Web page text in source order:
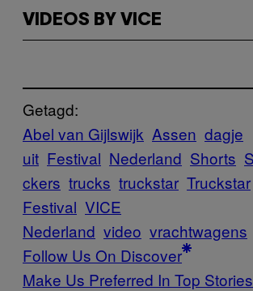
VIDEOS BY VICE
Getagd:
Abel van Gijlswijk Assen dagje
uit Festival Nederland Shorts
ckers trucks truckstar Truckstar
Festival VICE
Nederland video vrachtwagens
Follow Us On Discover
Make Us Preferred In Top Stories